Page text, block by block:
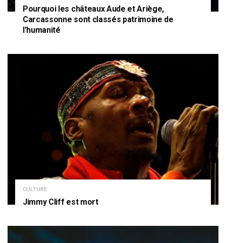
Pourquoi les châteaux Aude et Ariège,
Carcassonne sont classés patrimoine de
l’humanité
CULTURE
Jimmy Cliff est mort